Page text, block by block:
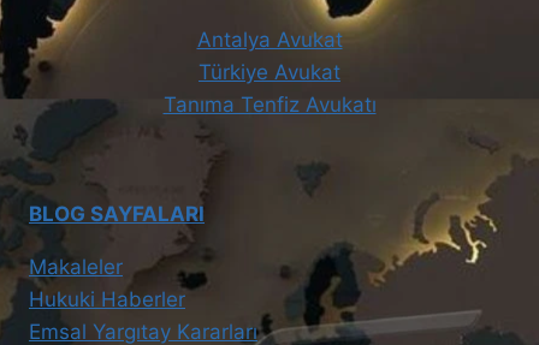
Antalya Avukat
Türkiye Avukat
Tanıma Tenfiz Avukatı
BLOG SAYFALARI
Makaleler
Hukuki Haberler
Emsal Yargıtay Kararları